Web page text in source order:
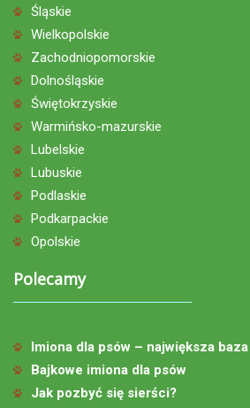
Śląskie
Wielkopolskie
Zachodniopomorskie
Dolnośląskie
Świętokrzyskie
Warmińsko-mazurskie
Lubelskie
Lubuskie
Podlaskie
Podkarpackie
Opolskie
Polecamy
Imiona dla psów – największa baza
Bajkowe imiona dla psów
Jak pozbyć się sierści?